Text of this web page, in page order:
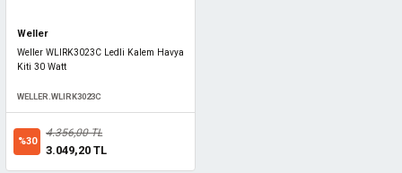
Weller
Weller WLIRK3023C Ledli Kalem Havya
Kiti 30 Watt
WELLER.WLIRK3023C
%30
4.356,00 TL
3.049,20 TL